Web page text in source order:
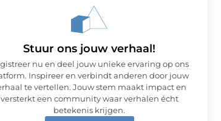
Stuur ons jouw verhaal!
nu en deel jouw unieke ervaring op ons
Inspireer en verbindt anderen door jouw
te vertellen. Jouw stem maakt impact en
versterkt een community waar verhalen écht
betekenis krijgen.